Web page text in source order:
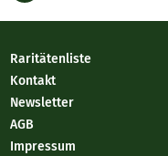
Raritätenliste
Kontakt
Newsletter
AGB
Impressum